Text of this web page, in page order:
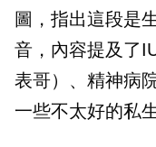
圖，指出這段是
音，內容提及了
表哥）、精神病
一些不太好的私